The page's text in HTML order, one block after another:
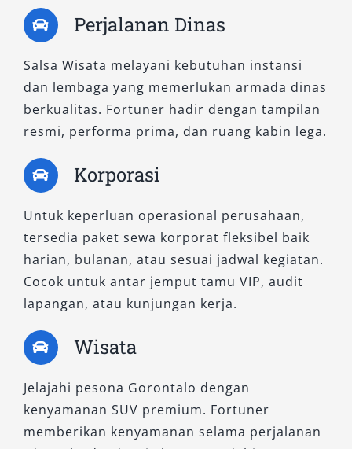
serta fitur premium seperti paddle shift,
wireless charger, dan ambient lighting. Sangat
direkomendasikan untuk perjalanan bisnis
strategis, tamu penting, atau pengguna yang
mengutamakan tampilan prestise dan
performa maksimal di segala medan.
Temukan Fortuner Terbaik
untuk Setiap Perjalanan Anda
Dengan beragam tipe Fortuner yang tersedia,
Anda dapat menyesuaikan kendaraan sesuai
kebutuhan spesifik—mulai dari efisiensi harian,
perjalanan ke luar kota, antar jemput bandara,
unit yang kami sediakan berada dalam kondisi
prima, dengan pilihan sewa Fortuner lepas
kunci maupun dengan sopir profesional.
Jadikan setiap perjalanan Anda di Gorontalo
lebih nyaman, aman, dan berkelas bersama
Perjalanan Dinas
Salsa Wisata melayani kebutuhan instansi
dan lembaga yang memerlukan armada dinas
berkualitas. Fortuner hadir dengan tampilan
resmi, performa prima, dan ruang kabin lega.
Korporasi
Untuk keperluan operasional perusahaan,
tersedia paket sewa korporat fleksibel baik
harian, bulanan, atau sesuai jadwal kegiatan.
Cocok untuk antar jemput tamu VIP, audit
lapangan, atau kunjungan kerja.
Wisata
Jelajahi pesona Gorontalo dengan
kenyamanan SUV premium. Fortuner
memberikan kenyamanan selama perjalanan